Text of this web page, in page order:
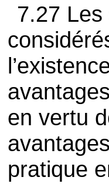
7.27
en vertu
pratique